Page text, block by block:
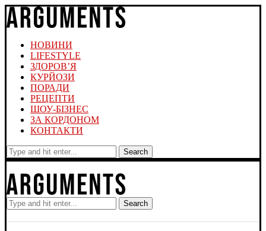
НОВИНИ
LIFESTYLE
ЗДОРОВ’Я
КУРЙОЗИ
ПОРАДИ
РЕЦЕПТИ
ШОУ-БІЗНЕС
ЗА КОРДОНОМ
КОНТАКТИ
Search
Search